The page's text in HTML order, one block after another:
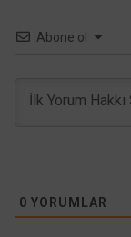
Abone ol
0 YORUMLAR